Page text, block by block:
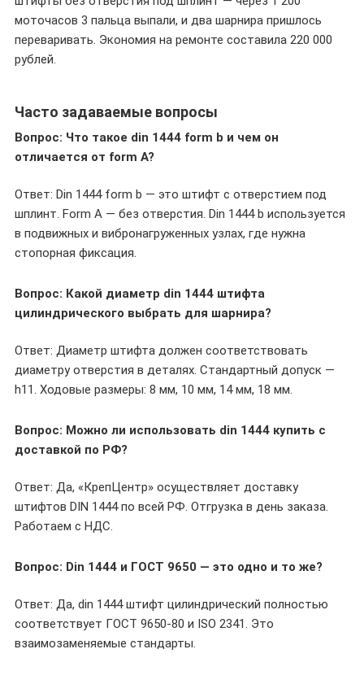
моточасов 3 пальца выпали, и два шарнира пришлось
переваривать. Экономия на ремонте составила 220 000
рублей.
Часто задаваемые вопросы
Вопрос: Что такое din 1444 form b и чем он
отличается от form A?
Ответ: Din 1444 form b — это штифт с отверстием под
шплинт. Form A — без отверстия. Din 1444 b используется
в подвижных и вибронагруженных узлах, где нужна
стопорная фиксация.
Вопрос: Какой диаметр din 1444 штифта
цилиндрического выбрать для шарнира?
Ответ: Диаметр штифта должен соответствовать
диаметру отверстия в деталях. Стандартный допуск —
h11. Ходовые размеры: 8 мм, 10 мм, 14 мм, 18 мм.
Вопрос: Можно ли использовать din 1444 купить с
доставкой по РФ?
Ответ: Да, «КрепЦентр» осуществляет доставку
штифтов DIN 1444 по всей РФ. Отгрузка в день заказа.
Работаем с НДС.
Вопрос: Din 1444 и ГОСТ 9650 — это одно и то же?
Ответ: Да, din 1444 штифт цилиндрический полностью
соответствует ГОСТ 9650-80 и ISO 2341. Это
взаимозаменяемые стандарты.